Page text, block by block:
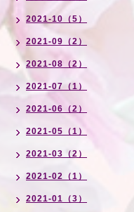
2021-10（5）
2021-09（2）
2021-08（2）
2021-07（1）
2021-06（2）
2021-05（1）
2021-03（2）
2021-02（1）
2021-01（3）